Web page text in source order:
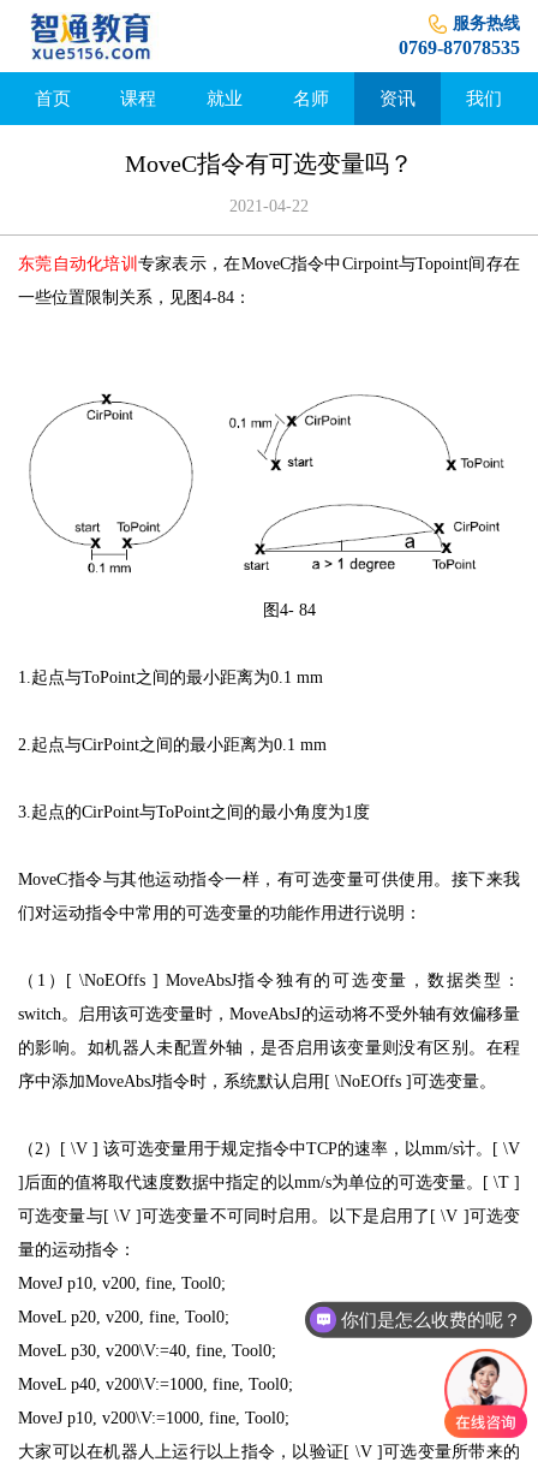
服务热线
0769-87078535
首页 课程 就业 名师 资讯 我们
MoveC指令有可选变量吗？
2021-04-22
东莞自动化培训 专家表示，在MoveC指令中Cirpoint与Topoint间存在
一些位置限制关系，见图4-84：
图4- 84
1.起点与ToPoint之间的最小距离为0.1 mm
2.起点与CirPoint之间的最小距离为0.1 mm
3.起点的CirPoint与ToPoint之间的最小角度为1度
MoveC指令与其他运动指令一样，有可选变量可供使用。接下来我
们对运动指令中常用的可选变量的功能作用进行说明：
（1）[ \NoEOffs ] MoveAbsJ指令独有的可选变量，数据类型：
switch。启用该可选变量时，MoveAbsJ的运动将不受外轴有效偏移量
的影响。如机器人未配置外轴，是否启用该变量则没有区别。在程
序中添加MoveAbsJ指令时，系统默认启用[ \NoEOffs ]可选变量。
（2）[ \V ] 该可选变量用于规定指令中TCP的速率，以mm/s计。[ \V
]后面的值将取代速度数据中指定的以mm/s为单位的可选变量。[ \T ]
可选变量与[ \V ]可选变量不可同时启用。以下是启用了[ \V ]可选变
量的运动指令：
MoveJ p10, v200, fine, Tool0;
MoveL p20, v200, fine, Tool0;
MoveL p30, v200\V:=40, fine, Tool0;
MoveL p40, v200\V:=1000, fine, Tool0;
MoveJ p10, v200\V:=1000, fine, Tool0;
大家可以在机器人上运行以上指令，以验证[ \V ]可选变量所带来的
你们是怎么收费的呢？